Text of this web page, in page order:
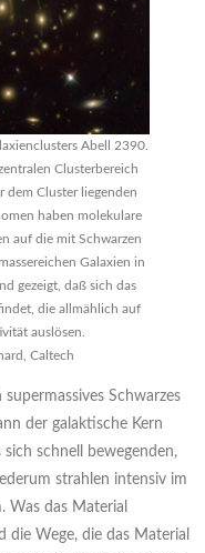
Abell 2390.
Clusterbereich
dem Cluster liegenden
haben molekulare
auf die mit Schwarzen
Galaxien in
gezeigt, daß sich das
die allmählich auf
auslösen.
Caltech
Schwarzes
der galaktische Kern
schnell bewegenden,
strahlen intensiv im
Was das Material
Wege, die das Material